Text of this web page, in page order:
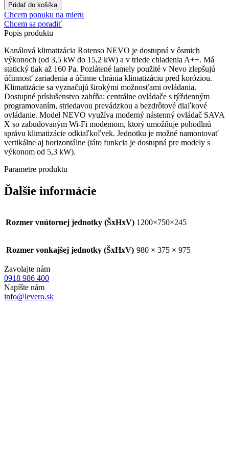
ROTENSO
NEVO
X
14,1
kW
Pridať do košíka
Chcem ponuku na mieru
Chcem sa poradiť
Popis produktu
Kanálová klimatizácia Rotenso NEVO je dostupná v ôsmich
výkonoch (od 3,5 kW do 15,2 kW) a v triede chladenia A++. Má
statický tlak až 160 Pa. Pozlátené lamely použité v Nevo zlepšujú
účinnosť zariadenia a účinne chránia klimatizáciu pred koróziou.
Klimatizácie sa vyznačujú širokými možnosťami ovládania.
Dostupné príslušenstvo zahŕňa: centrálne ovládače s týždenným
programovaním, striedavou prevádzkou a bezdrôtové diaľkové
ovládanie. Model NEVO využíva moderný nástenný ovládač SAVA
X so zabudovaným Wi-Fi modemom, ktorý umožňuje pohodlnú
správu klimatizácie odkiaľkoľvek. Jednotku je možné namontovať
vertikálne aj horizontálne (táto funkcia je dostupná pre modely s
výkonom od 5,3 kW).
Parametre produktu
Ďalšie informácie
Rozmer vnútornej jednotky (ŠxHxV) 1200×750×245
Rozmer vonkajšej jednotky (ŠxHxV) 980 × 375 × 975
Zavolajte nám
0918 986 400
Napíšte nám
info@levero.sk